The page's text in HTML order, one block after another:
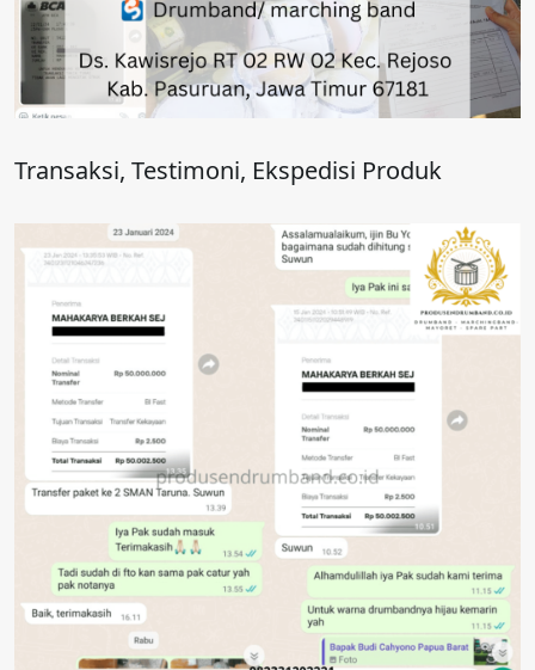
Transaksi, Testimoni, Ekspedisi Produk